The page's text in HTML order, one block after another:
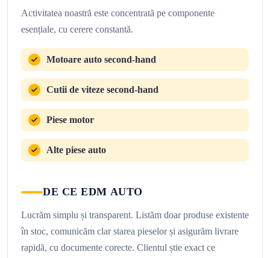
Activitatea noastră este concentrată pe componente
esențiale, cu cerere constantă.
Motoare auto second-hand
Cutii de viteze second-hand
Piese motor
Alte piese auto
DE CE EDM AUTO
Lucrăm simplu și transparent. Listăm doar produse existente
în stoc, comunicăm clar starea pieselor și asigurăm livrare
rapidă, cu documente corecte. Clientul știe exact ce